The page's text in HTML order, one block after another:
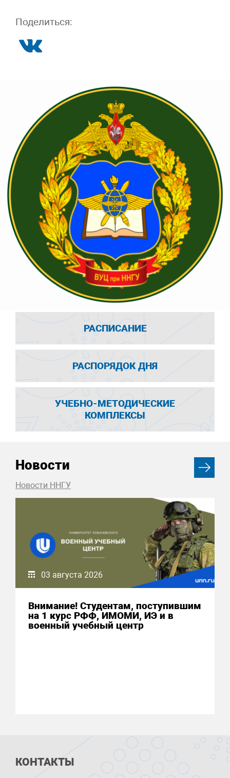
Поделиться:
РАСПИСАНИЕ
РАСПОРЯДОК ДНЯ
УЧЕБНО-МЕТОДИЧЕСКИЕ
КОМПЛЕКСЫ
Новости
Новости ННГУ
03 августа 2026
Внимание! Студентам, поступившим
на 1 курс РФФ, ИМОМИ, ИЭ и в
военный учебный центр
КОНТАКТЫ